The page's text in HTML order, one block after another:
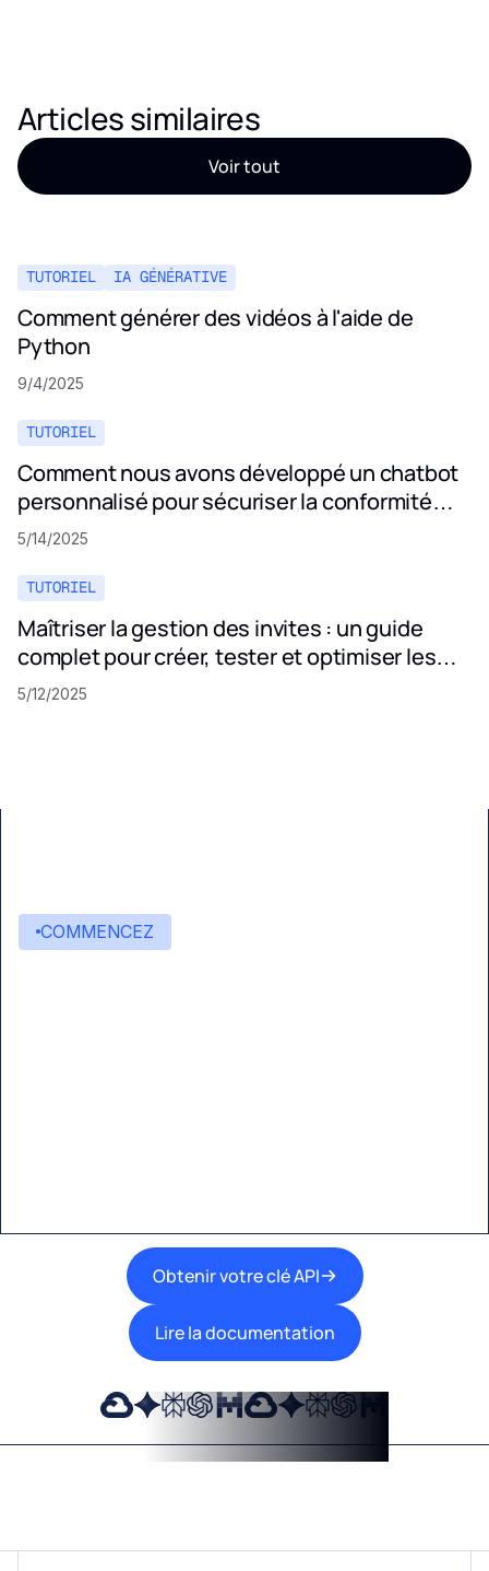
Articles similaires
Voir tout
TUTORIEL IA GÉNÉRATIVE
Comment générer des vidéos à l'aide de
Python
9/4/2025
TUTORIEL
Comment nous avons développé un chatbot
personnalisé pour sécuriser la conformité
aux politiques de confidentialité
5/14/2025
TUTORIEL
Maîtriser la gestion des invites : un guide
complet pour créer, tester et optimiser les
invites LLM
5/12/2025
COMMENCEZ
Obtenir votre clé API
Lire la documentation